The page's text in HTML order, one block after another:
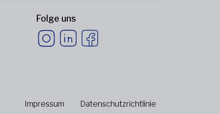
Folge uns
Impressum Datenschutzrichtlinie